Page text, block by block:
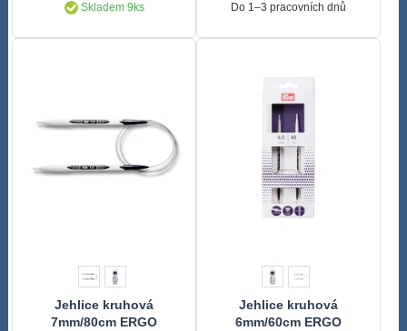
Skladem 9ks Do 1–3 pracovních dnů
Jehlice kruhová
7mm/80cm ERGO
Jehlice kruhová
6mm/60cm ERGO